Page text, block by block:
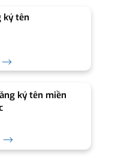
ký tên
⟶
ký tên miền
⟶